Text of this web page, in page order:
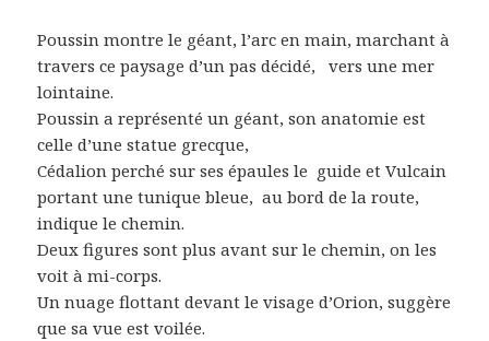
Poussin montre le géant, l’arc en main, marchant à
travers ce paysage d’un pas décidé,
vers une mer
lointaine.
Poussin a représenté un géant, son anatomie est
celle d’une statue grecque,
Cédalion perché sur ses épaules le guide et Vulcain
portant une tunique bleue, au bord de la route,
indique le chemin.
Deux figures sont plus avant sur le chemin, on les
voit à mi-corps.
Un nuage flottant devant le visage d’Orion, suggère
que sa vue est voilée.